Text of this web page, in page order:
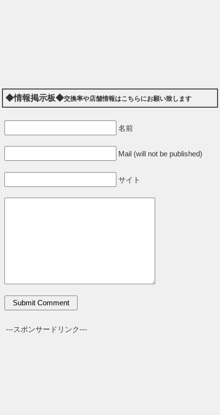
◆情報掲示板◆交換率や店舗情報はこちらにお願い致します
名前
Mail (will not be published)
サイト
---スポンサードリンク---